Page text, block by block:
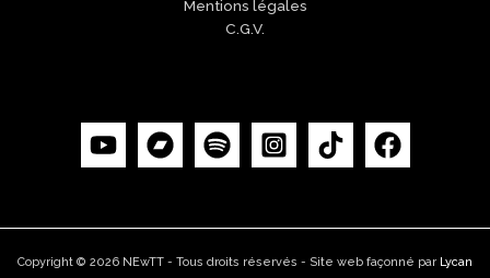
Mentions légales
C.G.V.
Copyright © 2026 NEwTT - Tous droits réservés - Site web façonné par Lycan